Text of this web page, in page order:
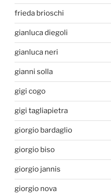
frieda brioschi
gianluca diegoli
gianluca neri
gianni solla
gigi cogo
gigi tagliapietra
giorgio bardaglio
giorgio biso
giorgio jannis
giorgio nova